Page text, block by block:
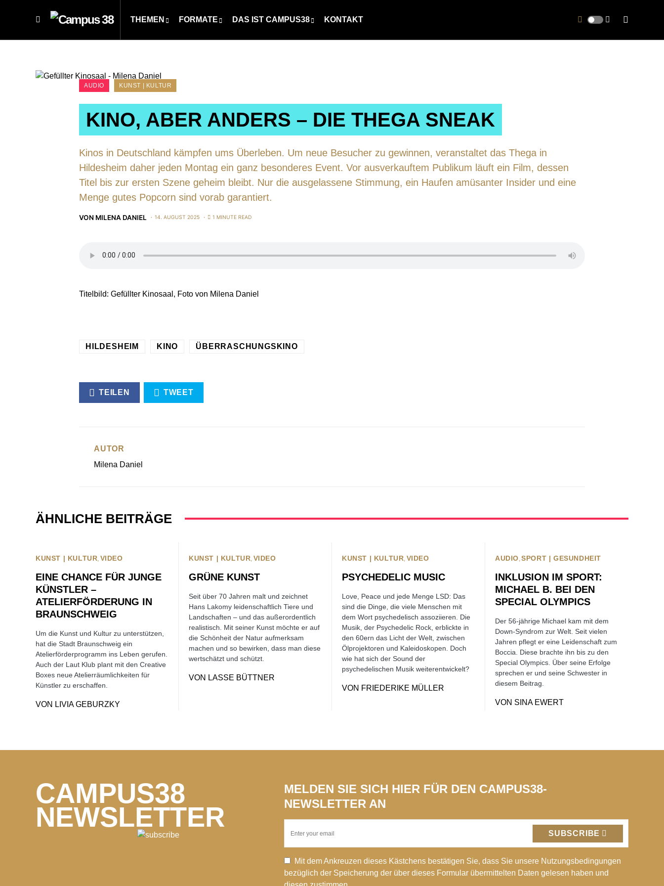
THEMEN FORMATE DAS IST CAMPUS38 KONTAKT
AUDIO KUNST | KULTUR
KINO, ABER ANDERS – DIE THEGA SNEAK
Kinos in Deutschland kämpfen ums Überleben. Um neue Besucher zu gewinnen, veranstaltet das Thega in
Hildesheim daher jeden Montag ein ganz besonderes Event. Vor ausverkauftem Publikum läuft ein Film, dessen
Titel bis zur ersten Szene geheim bleibt. Nur die ausgelassene Stimmung, ein Haufen amüsanter Insider und eine
Menge gutes Popcorn sind vorab garantiert.
VON MILENA DANIEL 14. AUGUST 2025 1 MINUTE READ
Titelbild: Gefüllter Kinosaal, Foto von Milena Daniel
HILDESHEIM KINO ÜBERRASCHUNGSKINO
TEILEN TWEET
AUTOR
Milena Daniel
ÄHNLICHE BEITRÄGE
KUNST | KULTUR VIDEO
EINE CHANCE FÜR JUNGE
KÜNSTLER –
ATELIERFÖRDERUNG IN
BRAUNSCHWEIG
Um die Kunst und Kultur zu unterstützen,
hat die Stadt Braunschweig ein
Atelierförderprogramm ins Leben gerufen.
Auch der Laut Klub plant mit den Creative
Boxes neue Atelierräumlichkeiten für
Künstler zu erschaffen.
VON LIVIA GEBURZKY
KUNST | KULTUR VIDEO
GRÜNE KUNST
Seit über 70 Jahren malt und zeichnet
Hans Lakomy leidenschaftlich Tiere und
Landschaften – und das außerordentlich
realistisch. Mit seiner Kunst möchte er auf
die Schönheit der Natur aufmerksam
machen und so bewirken, dass man diese
wertschätzt und schützt.
VON LASSE BÜTTNER
KUNST | KULTUR VIDEO
PSYCHEDELIC MUSIC
Love, Peace und jede Menge LSD: Das
sind die Dinge, die viele Menschen mit
dem Wort psychedelisch assoziieren. Die
Musik, der Psychedelic Rock, erblickte in
den 60ern das Licht der Welt, zwischen
Ölprojektoren und Kaleidoskopen. Doch
wie hat sich der Sound der
psychedelischen Musik weiterentwickelt?
VON FRIEDERIKE MÜLLER
AUDIO SPORT | GESUNDHEIT
INKLUSION IM SPORT:
MICHAEL B. BEI DEN
SPECIAL OLYMPICS
Der 56-jährige Michael kam mit dem
Down-Syndrom zur Welt. Seit vielen
Jahren pflegt er eine Leidenschaft zum
Boccia. Diese brachte ihn bis zu den
Special Olympics. Über seine Erfolge
sprechen er und seine Schwester in
diesem Beitrag.
VON SINA EWERT
CAMPUS38
NEWSLETTER
MELDEN SIE SICH HIER FÜR DEN CAMPUS38-
NEWSLETTER AN
SUBSCRIBE
Mit dem Ankreuzen dieses Kästchens bestätigen Sie, dass Sie unsere Nutzungsbedingungen
bezüglich der Speicherung der über dieses Formular übermittelten Daten gelesen haben und